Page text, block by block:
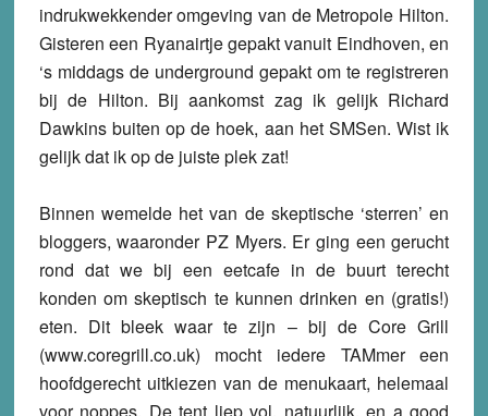
indrukwekkender omgeving van de Metropole Hilton.
Gisteren een Ryanairtje gepakt vanuit Eindhoven, en
‘s middags de underground gepakt om te registreren
bij de Hilton. Bij aankomst zag ik gelijk Richard
Dawkins buiten op de hoek, aan het SMSen. Wist ik
gelijk dat ik op de juiste plek zat!
Binnen wemelde het van de skeptische ‘sterren’ en
bloggers, waaronder PZ Myers. Er ging een gerucht
rond dat we bij een eetcafe in de buurt terecht
konden om skeptisch te kunnen drinken en (gratis!)
eten. Dit bleek waar te zijn – bij de Core Grill
(www.coregrill.co.uk) mocht iedere TAMmer een
hoofdgerecht uitkiezen van de menukaart, helemaal
voor noppes. De tent liep vol, natuurlijk, en a good